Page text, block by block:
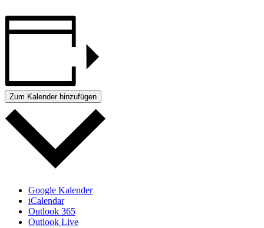
Zum Kalender hinzufügen
Google Kalender
iCalendar
Outlook 365
Outlook Live